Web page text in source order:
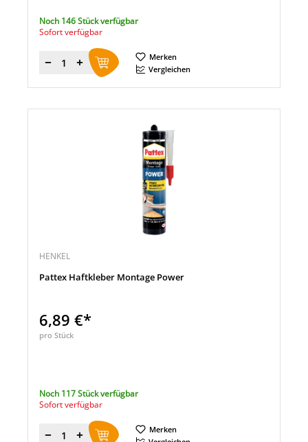
Noch 146 Stück verfügbar
Sofort verfügbar
Menge
Merken
Vergleichen
HENKEL
Pattex Haftkleber Montage Power
6,89 €*
pro Stück
Noch 117 Stück verfügbar
Sofort verfügbar
Merken